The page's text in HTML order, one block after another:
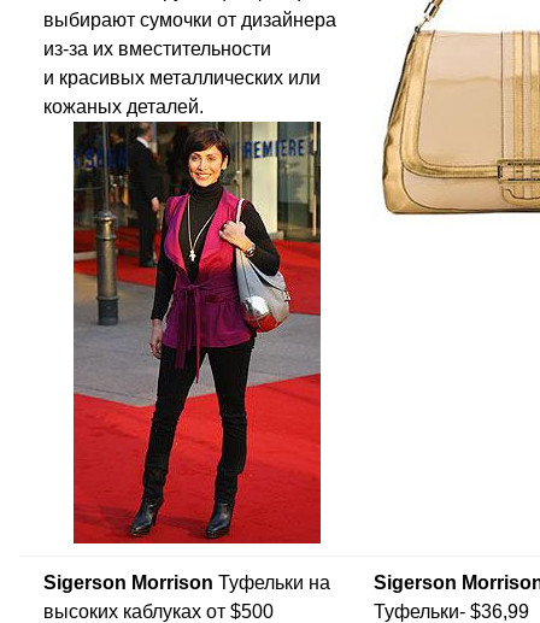
выбирают сумочки от дизайнера
из-за их вместительности
и красивых металлических или
кожаных деталей.
Sigerson Morrison Туфельки на
высоких каблуках от $500
Sigerson
Туфельки- $36,99